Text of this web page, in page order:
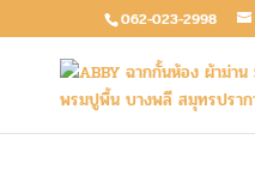
062-023-2998